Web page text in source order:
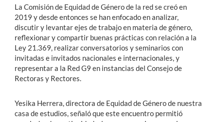
La Comisión de Equidad de Género de la red se creó en
2019 y desde entonces se han enfocado en analizar,
discutir y levantar ejes de trabajo en materia de género,
reflexionar y compartir buenas prácticas con relación a la
Ley 21.369, realizar conversatorios y seminarios con
invitadas e invitados nacionales e internacionales, y
representar a la Red G9 en instancias del Consejo de
Rectoras y Rectores.
Yesika Herrera, directora de Equidad de Género de nuestra
casa de estudios, señaló que este encuentro permitió